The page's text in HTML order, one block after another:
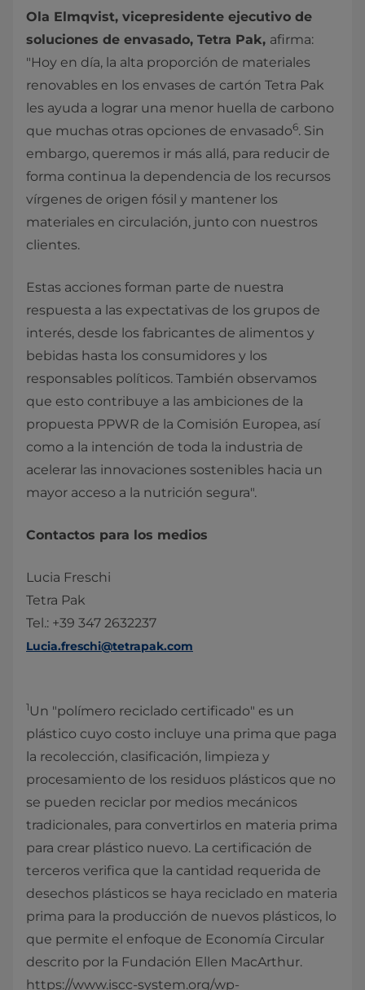
Ola Elmqvist, vicepresidente ejecutivo de
soluciones de envasado, Tetra Pak, afirma:
"Hoy en día, la alta proporción de materiales
renovables en los envases de cartón Tetra Pak
les ayuda a lograr una menor huella de carbono
que muchas otras opciones de envasado6. Sin
embargo, queremos ir más allá, para reducir de
forma continua la dependencia de los recursos
vírgenes de origen fósil y mantener los
materiales en circulación, junto con nuestros
clientes.
Estas acciones forman parte de nuestra
respuesta a las expectativas de los grupos de
interés, desde los fabricantes de alimentos y
bebidas hasta los consumidores y los
responsables políticos. También observamos
que esto contribuye a las ambiciones de la
propuesta PPWR de la Comisión Europea, así
como a la intención de toda la industria de
acelerar las innovaciones sostenibles hacia un
mayor acceso a la nutrición segura".
Contactos para los medios
Lucia Freschi
Tetra Pak
Tel.: +39 347 2632237
Lucia.freschi@tetrapak.com
1Un "polímero reciclado certificado" es un
plástico cuyo costo incluye una prima que paga
la recolección, clasificación, limpieza y
procesamiento de los residuos plásticos que no
se pueden reciclar por medios mecánicos
tradicionales, para convertirlos en materia prima
para crear plástico nuevo. La certificación de
terceros verifica que la cantidad requerida de
desechos plásticos se haya reciclado en materia
prima para la producción de nuevos plásticos, lo
que permite el enfoque de Economía Circular
descrito por la Fundación Ellen MacArthur.
https://www.iscc-system.org/wp-